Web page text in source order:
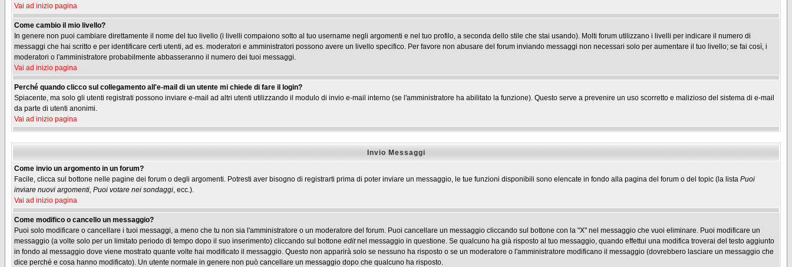
Vai ad inizio pagina
Come cambio il mio livello?
In genere non puoi cambiare direttamente il nome del tuo livello (i livelli compaiono sotto al tuo username negli argomenti e nel tuo profilo, a seconda dello stile che stai usando). Molti forum utilizzano i livelli per indicare il numero di
messaggi che hai scritto e per identificare certi utenti, ad es. moderatori e amministratori possono avere un livello specifico. Per favore non abusare del forum inviando messaggi non necessari solo per aumentare il tuo livello; se fai così, i
moderatori o l'amministratore probabilmente abbasseranno il numero dei tuoi messaggi.
Vai ad inizio pagina
Perché quando clicco sul collegamento all'e-mail di un utente mi chiede di fare il login?
Spiacente, ma solo gli utenti registrati possono inviare e-mail ad altri utenti utilizzando il modulo di invio e-mail interno (se l'amministratore ha abilitato la funzione). Questo serve a prevenire un uso scorretto e malizioso del sistema di e-mail
da parte di utenti anonimi.
Vai ad inizio pagina
Invio Messaggi
Come invio un argomento in un forum?
Facile, clicca sul bottone nelle pagine dei forum o degli argomenti. Potresti aver bisogno di registrarti prima di poter inviare un messaggio, le tue funzioni disponibili sono elencate in fondo alla pagina del forum o del topic (la lista Puoi
inviare nuovi argomenti, Puoi votare nei sondaggi, ecc.).
Vai ad inizio pagina
Come modifico o cancello un messaggio?
Puoi solo modificare o cancellare i tuoi messaggi, a meno che tu non sia l'amministratore o un moderatore del forum. Puoi cancellare un messaggio cliccando sul bottone con la "X" nel messaggio che vuoi eliminare. Puoi modificare un
messaggio (a volte solo per un limitato periodo di tempo dopo il suo inserimento) cliccando sul bottone editnel messaggio in questione. Se qualcuno ha già risposto al tuo messaggio, quando effettui una modifica troverai del testo aggiunto
in fondo al messaggio dove viene mostrato quante volte hai modificato il messaggio. Questo non apparirà solo se nessuno ha risposto o se un moderatore o l'amministratore modificano il messaggio (dovrebbero lasciare un messaggio che
dice perché e cosa hanno modificato). Un utente normale in genere non può cancellare un messaggio dopo che qualcuno ha risposto.